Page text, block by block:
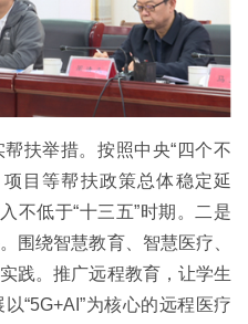
扶举措。按照中央“四个不
目等帮扶政策总体稳定延
不低于“十三五”时期。二是
围绕智慧教育、智慧医疗、
践。推广远程教育，让学生
“5G+AI”为核心的远程医疗